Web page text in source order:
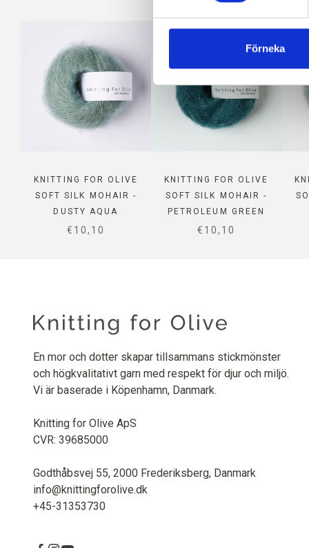
Förneka
KNITTING FOR OLIVE
SOFT SILK MOHAIR -
DUSTY AQUA
SALE PRICE
€10,10
KNITTING FOR OLIVE
SOFT SILK MOHAIR -
PETROLEUM GREEN
SALE PRICE
€10,10
En mor och dotter skapar tillsammans stickmönster
och högkvalitativt garn med respekt för djur och miljö.
Vi är baserade i Köpenhamn, Danmark.
Knitting for Olive ApS
CVR: 39685000
Godthåbsvej 55, 2000 Frederiksberg, Danmark
info@knittingforolive.dk
+45-31353730